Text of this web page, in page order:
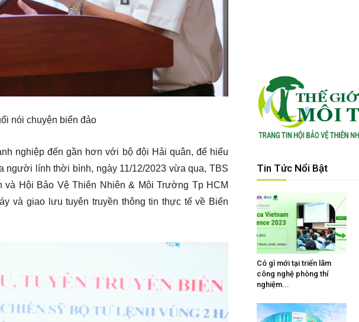
nói chuyện biển đảo
nghiệp đến gần hơn với bộ đội Hải quân, để hiểu
người lính thời bình, ngày 11/12/2023 vừa qua, TBS
Hội Bảo Vệ Thiên Nhiên & Môi Trường Tp HCM
và giao lưu tuyên truyền thông tin thực tế về Biển
Tin Tức Nổi Bật
Có gì mới tại triển lãm
công nghệ phòng thí
nghiệm...